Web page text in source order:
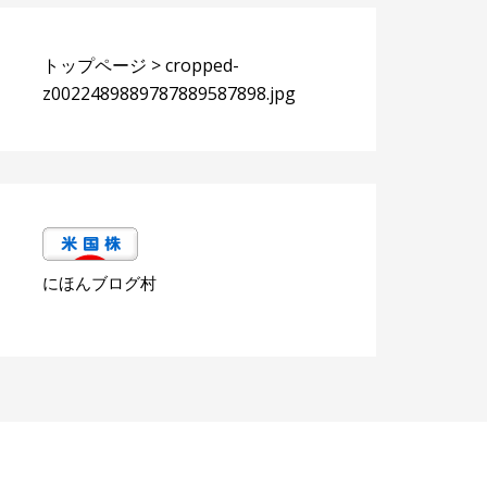
トップページ >cropped-
z0022489889787889587898.jpg
にほんブログ村